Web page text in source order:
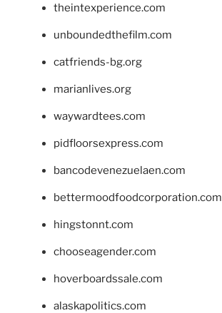
theintexperience.com
unboundedthefilm.com
catfriends-bg.org
marianlives.org
waywardtees.com
pidfloorsexpress.com
bancodevenezuelaen.com
bettermoodfoodcorporation.com
hingstonnt.com
chooseagender.com
hoverboardssale.com
alaskapolitics.com